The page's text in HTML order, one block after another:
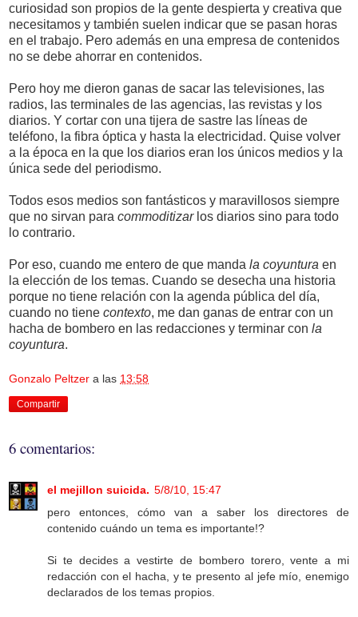
curiosidad son propios de la gente despierta y creativa que
necesitamos y también suelen indicar que se pasan horas
en el trabajo. Pero además en una empresa de contenidos
no se debe ahorrar en contenidos.
Pero hoy me dieron ganas de sacar las televisiones, las
radios, las terminales de las agencias, las revistas y los
diarios. Y cortar con una tijera de sastre las líneas de
teléfono, la fibra óptica y hasta la electricidad. Quise volver
a la época en la que los diarios eran los únicos medios y la
única sede del periodismo.
Todos esos medios son fantásticos y maravillosos siempre
que no sirvan para commoditizarlos diarios sino para todo
lo contrario.
Por eso, cuando me entero de que manda la coyuntura en
la elección de los temas. Cuando se desecha una historia
porque no tiene relación con la agenda pública del día,
cuando no tiene contexto, me dan ganas de entrar con un
hacha de bombero en las redacciones y terminar con la
coyuntura.
Gonzalo Peltzer a las 13:58
Compartir
6 comentarios:
el mejillon suicida. 5/8/10, 15:47
pero entonces, cómo van a saber los directores de
contenido cuándo un tema es importante!?
Si te decides a vestirte de bombero torero, vente a mi
redacción con el hacha, y te presento al jefe mío, enemigo
declarados de los temas propios.